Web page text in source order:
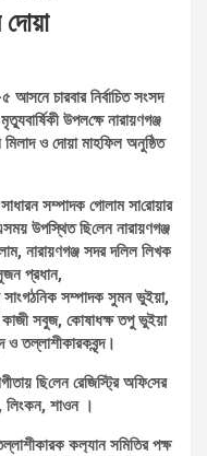
আসনে চারবার নির্বাচিত সংসদ
উপল‌ক্ষে নারায়ণগঞ্জ
ও দোয়া মাহ‌ফিল অনু‌ষ্ঠিত
সম্পাদক গোলাম সা‌রোয়ার
উপ‌স্থিত ছি‌লেন নারায়ণগঞ্জ
নারায়ণগঞ্জ সদর দ‌লিল লিখক
প্রধান,
সাংগঠ‌নিক সম্পাদক সুমন ভুইয়া,
সবুজ, কোষাধক্ষ তপু ভুইয়া
ও তল্লাশীকারকবৃন্দ।
ছি‌লেন রে‌জি‌স্ট্রি অ‌ফি‌সের
লিংকন, শাওন ।
কল‌্যান স‌মি‌তির পক্ষ